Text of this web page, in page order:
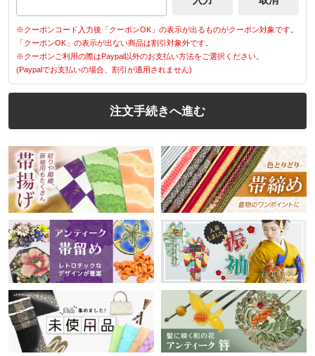
※クーポンコード入力後「クーポンOK」の表示が出るものがクーポン対象です。
「クーポンOK」の表示が出ない商品は割引対象外です。
※クーポンご利用の際はPaypal以外のお支払い方法をご選択ください。
(Paypalでお支払いの場合、割引が適用されません)
注文手続きへ進む